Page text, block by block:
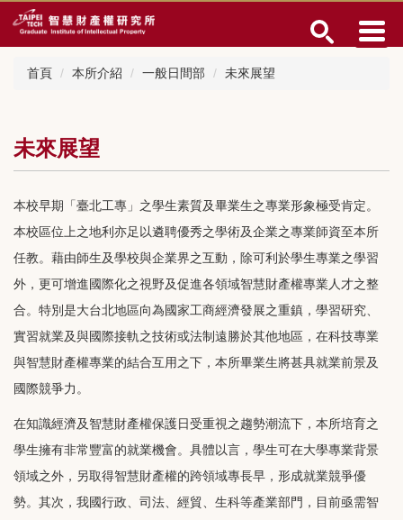
跳
到
主
首頁 本所介紹 一般日間部 未來展望
未來展望
本校早期「臺北工專」之學生素質及畢業生之專業形象極受肯定。
本校區位上之地利亦足以遴聘優秀之學術及企業之專業師資至本所
任教。藉由師生及學校與企業界之互動，除可利於學生專業之學習
外，更可增進國際化之視野及促進各領域智慧財產權專業人才之整
合。特別是大台北地區向為國家工商經濟發展之重鎮，學習研究、
實習就業及與國際接軌之技術或法制遠勝於其他地區，在科技專業
與智慧財產權專業的結合互用之下，本所畢業生將甚具就業前景及
國際競爭力。
在知識經濟及智慧財產權保護日受重視之趨勢潮流下，本所培育之
學生擁有非常豐富的就業機會。具體以言，學生可在大學專業背景
領域之外，另取得智慧財產權的跨領域專長早，形成就業競爭優
勢。其次，我國行政、司法、經貿、生科等產業部門，目前亟需智